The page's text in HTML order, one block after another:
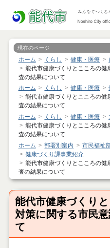
現在のページ
ホーム くらし 健康・医療
能代市健康づくりとこころの
査の結果について
ホーム
くらし 健康・医療
能代市健康づくりとこころの健
査の結果について
ホーム
くらし 健康・医療
能代市健康づくりとこころの健
査の結果について
ホーム
部署別案内 市民福祉
健康づくり課事業紹介
能代市健康づくりとこころの健
査の結果について
能代市健康づくり
対策に関する市民
て